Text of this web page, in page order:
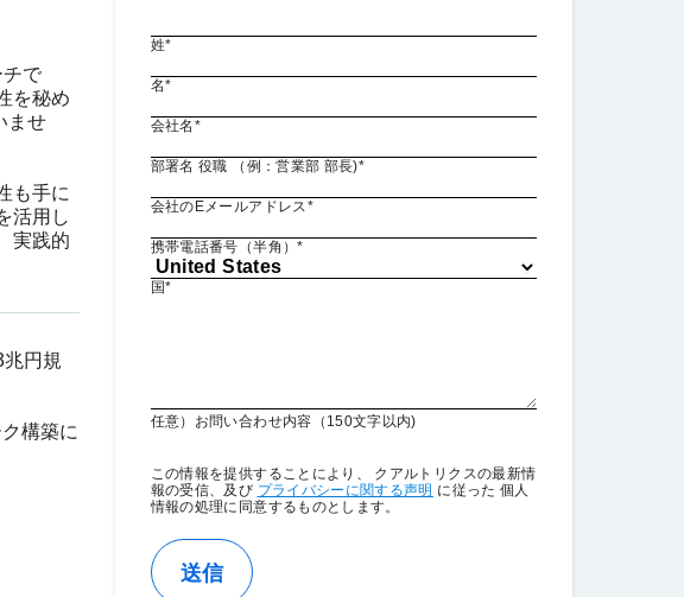
で
を秘め
ませ
も手に
活用し
実践的
円規
構築に
姓*
名*
会社名*
部署名 役職 （例：営業部 部長)*
会社のEメールアドレス*
携帯電話番号（半角）*
国*
任意）お問い合わせ内容（150文字以内)
Privacy
Optin
この情報を提供することにより、 クアルトリクスの最新情
報の受信、及び プライバシーに関する声明 に従った 個人
情報の処理に同意するものとします。
送信